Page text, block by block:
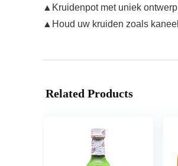
▲Kruidenpot met uniek
▲Houd uw kruiden zoals
Related Products